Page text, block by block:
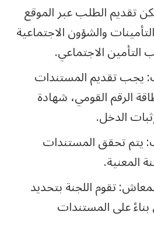
تقديم الطلب عبر الموقع
والشؤون الاجتماعية
الاجتماعي.
يجب تقديم المستندات
الرقم القومي، شهادة
الدخل.
يتم تحقق المستندات
المعنية.
تقوم اللجنة بتحديد
على المستندات